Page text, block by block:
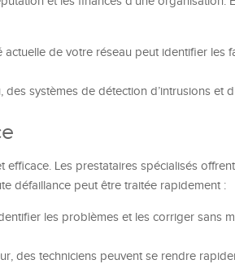
de votre réseau peut identifier les
des systèmes de détection d’intrusions et
Les prestataires spécialisés offrent
défaillance peut être traitée rapidement :
les problèmes et les corriger sans
des techniciens peuvent se rendre